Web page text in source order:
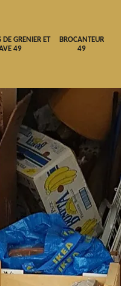
DE GRENIER ET
49
BROCANTEUR
49